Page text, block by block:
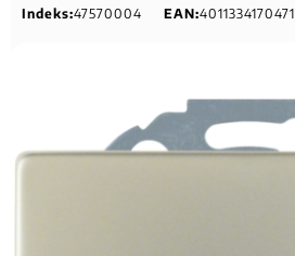
Indeks:47570004 EAN:4011334170471